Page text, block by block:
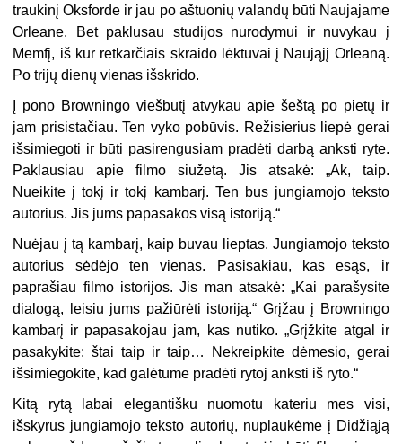
traukinį Oksforde ir jau po aštuonių valandų būti Naujajame
Orleane. Bet paklusau studijos nurodymui ir nuvykau į
Memfį, iš kur retkarčiais skraido lėktuvai į Naująjį Orleaną.
Po trijų dienų vienas išskrido.
Į pono Browningo viešbutį atvykau apie šeštą po pietų ir
jam prisistačiau. Ten vyko pobūvis. Režisierius liepė gerai
išsimiegoti ir būti pasirengusiam pradėti darbą anksti ryte.
Paklausiau apie filmo siužetą. Jis atsakė: „Ak, taip.
Nueikite į tokį ir tokį kambarį. Ten bus jungiamojo teksto
autorius. Jis jums papasakos visą istoriją.“
Nuėjau į tą kambarį, kaip buvau lieptas. Jungiamojo teksto
autorius sėdėjo ten vienas. Pasisakiau, kas esąs, ir
paprašiau filmo istorijos. Jis man atsakė: „Kai parašysite
dialogą, leisiu jums pažiūrėti istoriją.“ Grįžau į Browningo
kambarį ir papasakojau jam, kas nutiko. „Grįžkite atgal ir
pasakykite: štai taip ir taip… Nekreipkite dėmesio, gerai
išsimiegokite, kad galėtume pradėti rytoj anksti iš ryto.“
Kitą rytą labai elegantišku nuomotu kateriu mes visi,
išskyrus jungiamojo teksto autorių, nuplaukėme į Didžiąją